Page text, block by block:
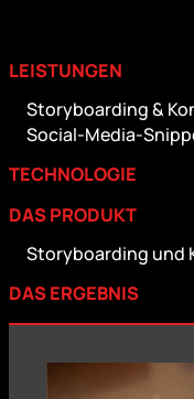
LEISTUNGEN
Storyboarding &
Social-Media-
TECHNOLOGIE
DAS PRODUKT
Storyboarding und
DAS ERGEBNIS